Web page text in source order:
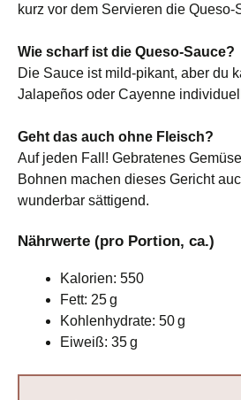
kurz vor dem Servieren die Queso-
Wie scharf ist die Queso-Sauce?
Die Sauce ist mild-pikant, aber du
Jalapeños oder Cayenne
Geht das auch ohne Fleisch?
Auf jeden Fall! Gebratenes
Bohnen machen dieses Gericht
wunderbar sättigend.
Nährwerte (pro Portion, ca.)
Kalorien: 550
Fett: 25 g
Kohlenhydrate: 50 g
Eiweiß: 35 g